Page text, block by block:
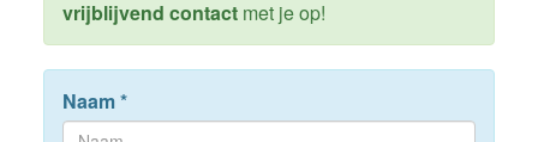
vrijblijvend contactmet je op!
Naam*